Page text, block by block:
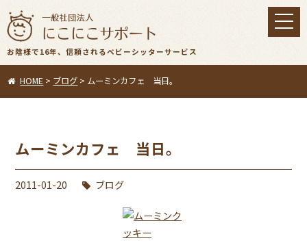
お陰様で16年、信頼されるベビーシッターサービス
toggle
HOME > ブログ > ムーミンカフェ 当日。
ムーミンカフェ 当日。
2011-01-20 ブログ